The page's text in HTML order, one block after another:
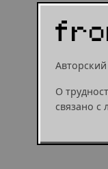
О
связано с